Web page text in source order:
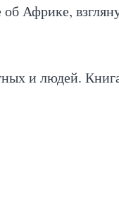
Африке,
и людей.